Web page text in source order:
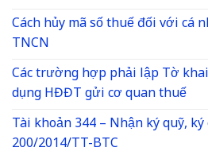
Cách hủy mã số thuế đối với cá
TNCN
Các trường hợp phải lập Tờ
dụng HĐĐT gửi cơ quan thuế
Tài khoản 344 – Nhận ký quỹ,
200/2014/TT-BTC